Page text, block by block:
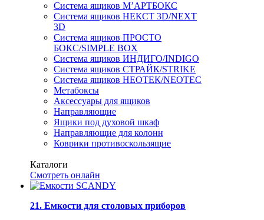
Система ящиков М’АРТБОКС
Система ящиков НЕКСТ 3D/NEXT
3D
Система ящиков ПРОСТО
БОКС/SIMPLE BOX
Система ящиков ИНДИГО/INDIGO
Система ящиков СТРАЙК/STRIKE
Система ящиков НЕОТЕК/NEOTEC
Метабоксы
Аксессуары для ящиков
Направляющие
Ящики под духовой шкаф
Направляющие для колонн
Коврики противоскользящие
Каталоги
Смотреть онлайн
21. Емкости для столовых приборов